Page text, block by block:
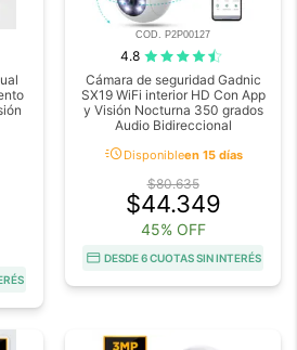
COD. P2P00127
4.8
Cámara de seguridad Gadnic
SX19 WiFi interior HD Con App
y Visión Nocturna 350 grados
Audio Bidireccional
acuteDisponibleen 15 días
$80.635
$44.349
45% OFF
DESDE 6 CUOTAS SIN INTERÉS